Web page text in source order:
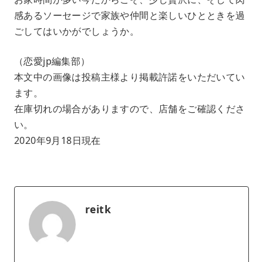
感あるソーセージで家族や仲間と楽しいひとときを過
ごしてはいかがでしょうか。
（恋愛jp編集部）
本文中の画像は投稿主様より掲載許諾をいただいてい
ます。
在庫切れの場合がありますので、店舗をご確認くださ
い。
2020年9月18日現在
reitk